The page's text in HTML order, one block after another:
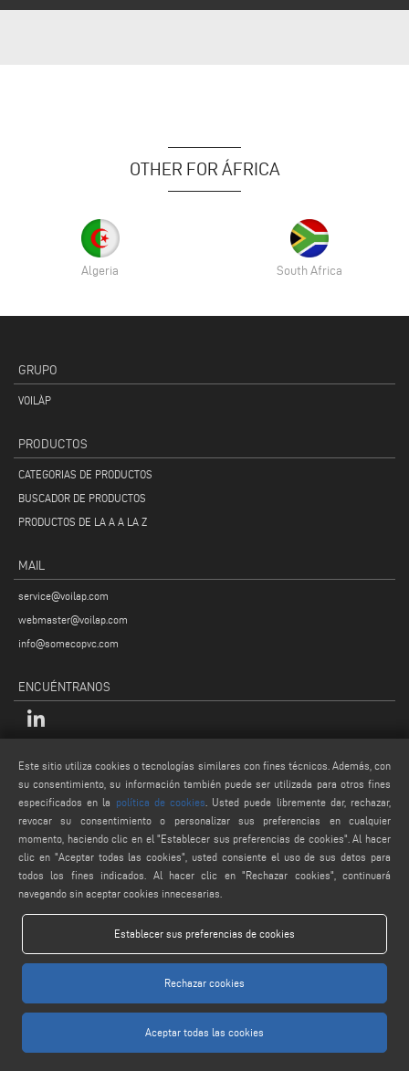
OTHER FOR ÁFRICA
Algeria South Africa
GRUPO
VOILÀP
PRODUCTOS
CATEGORIAS DE PRODUCTOS
BUSCADOR DE PRODUCTOS
PRODUCTOS DE LA A A LA Z
MAIL
service@voilap.com
webmaster@voilap.com
info@somecopvc.com
ENCUÉNTRANOS
LEGALES
PRIVACY POLICY
LEGAL NOTES
COOKIE POLICY
www.voilap.com
Este sitio utiliza cookies o tecnologías similares con fines técnicos. Además, con
su consentimiento, su información también puede ser utilizada para otros fines
especificados en la
política de cookies . Usted puede libremente dar, rechazar,
revocar su consentimiento o personalizar sus preferencias en cualquier
momento, haciendo clic en el "Establecer sus preferencias de cookies". Al hacer
clic en "Aceptar todas las cookies", usted consiente el uso de sus datos para
todos los fines indicados. Al hacer clic en "Rechazar cookies", continuará
navegando sin aceptar cookies innecesarias.
Establecer sus preferencias de cookies
Rechazar cookies
Aceptar todas las cookies